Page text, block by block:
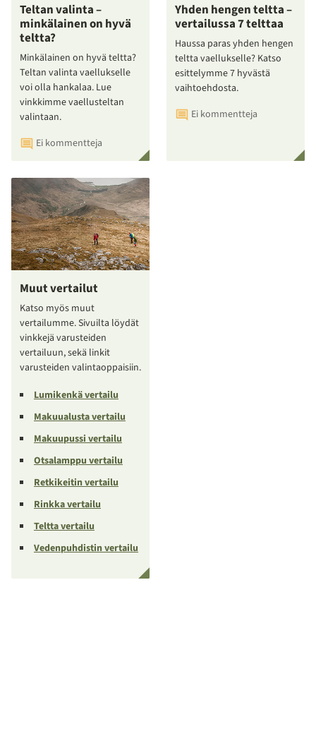
Teltan valinta –
minkälainen on hyvä
teltta?
Minkälainen on hyvä teltta?
Teltan valinta vaellukselle
voi olla hankalaa. Lue
vinkkimme vaellusteltan
valintaan.
Ei kommentteja
Yhden hengen teltta –
vertailussa 7 telttaa
Haussa paras yhden hengen
teltta vaellukselle? Katso
esittelymme 7 hyvästä
vaihtoehdosta.
Ei kommentteja
Muut vertailut
Katso myös muut
vertailumme. Sivuilta löydät
vinkkejä varusteiden
vertailuun, sekä linkit
varusteiden valintaoppaisiin.
Lumikenkä vertailu
Makuualusta vertailu
Makuupussi vertailu
Otsalamppu vertailu
Retkikeitin vertailu
Rinkka vertailu
Teltta vertailu
Vedenpuhdistin vertailu